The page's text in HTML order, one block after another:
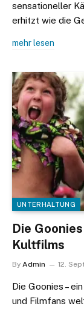
sensationeller
erhitzt wie die
mehr lesen
UNTERHALTUNG
Die
Kultfilms
By Admin 12.
Die Goonies –
und Filmfans